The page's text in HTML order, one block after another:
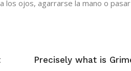
ojos, agarrarse la mano o pasar
Precisely what is